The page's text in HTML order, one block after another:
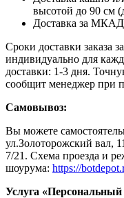
высотой до 90 см
Доставка за МКАД
Сроки доставки заказа
индивидуально для
доставки: 1-3 дня.
сообщит менеджер при
Самовывоз:
Вы можете
ул.Золоторожский вал,
7/21. Схема проезда и
шоурума: https://
Услуга